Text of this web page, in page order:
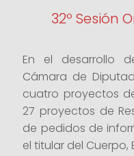
32º Sesión
En el desarrollo
Cámara de
cuatro proyectos
27 proyectos de
de pedidos de
el titular del Cuerpo,